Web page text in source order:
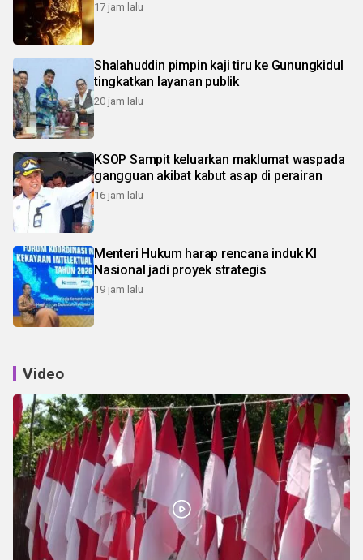
17 jam lalu
Shalahuddin pimpin kaji tiru ke Gunungkidul
tingkatkan layanan publik
20 jam lalu
KSOP Sampit keluarkan maklumat waspada
gangguan akibat kabut asap di perairan
16 jam lalu
Menteri Hukum harap rencana induk KI
Nasional jadi proyek strategis
19 jam lalu
Video